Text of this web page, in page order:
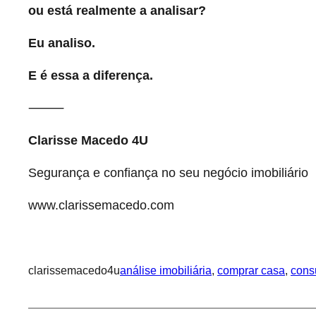
ou está realmente a analisar?
Eu analiso.
E é essa a diferença.
⸻
Clarisse Macedo 4U
Segurança e confiança no seu negócio imobiliário
www.clarissemacedo.com
clarissemacedo4uanálise imobiliária, comprar casa,